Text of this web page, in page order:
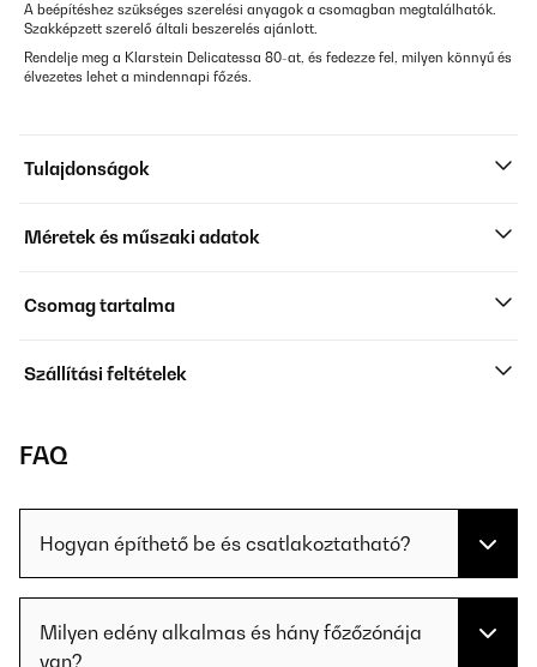
A beépítéshez szükséges szerelési anyagok a csomagban megtalálhatók.
Szakképzett szerelő általi beszerelés ajánlott.
Rendelje meg a Klarstein Delicatessa 80-at, és fedezze fel, milyen könnyű és
élvezetes lehet a mindennapi főzés.
Tulajdonságok
Méretek és műszaki adatok
Csomag tartalma
Szállítási feltételek
FAQ
Hogyan építhető be és csatlakoztatható?
Milyen edény alkalmas és hány főzőzónája
van?